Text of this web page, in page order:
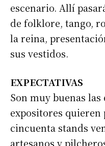
escenario. Allí
de folklore, tango,
la reina,
sus vestidos.
EXPECTATIVAS
Son muy buenas
expositores quieren
cincuenta stands
artesanos y